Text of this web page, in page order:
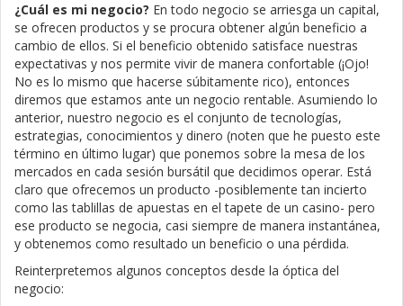
¿Cuál es mi negocio? En todo negocio se arriesga un capital,
se ofrecen productos y se procura obtener algún beneficio a
cambio de ellos. Si el beneficio obtenido satisface nuestras
expectativas y nos permite vivir de manera confortable (¡Ojo!
No es lo mismo que hacerse súbitamente rico), entonces
diremos que estamos ante un negocio rentable. Asumiendo lo
anterior, nuestro negocio es el conjunto de tecnologías,
estrategias, conocimientos y dinero (noten que he puesto este
término en último lugar) que ponemos sobre la mesa de los
mercados en cada sesión bursátil que decidimos operar. Está
claro que ofrecemos un producto -posiblemente tan incierto
como las tablillas de apuestas en el tapete de un casino- pero
ese producto se negocia, casi siempre de manera instantánea,
y obtenemos como resultado un beneficio o una pérdida.
Reinterpretemos algunos conceptos desde la óptica del
negocio: